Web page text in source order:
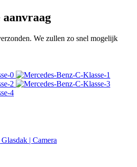
We zullen zo snel mogelijk
| Camera